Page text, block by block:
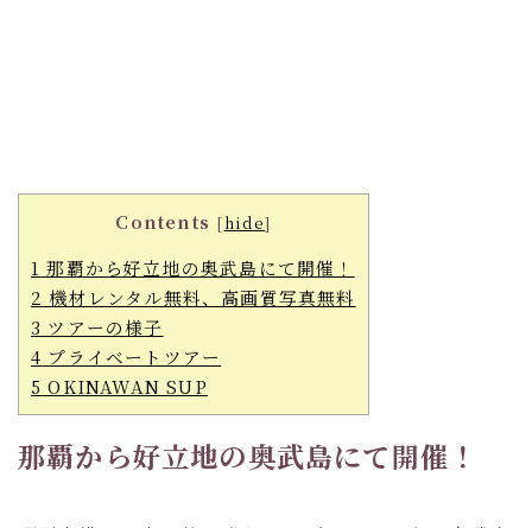
Contents [hide]
1 那覇から好立地の奥武島にて開催！
2 機材レンタル無料、高画質写真無料
3 ツアーの様子
4 プライベートツアー
5 OKINAWAN SUP
那覇から好立地の奥武島にて開催！